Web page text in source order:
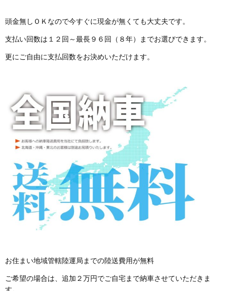
頭金無しＯＫなので今すぐに現金が無くても大丈夫です。
支払い回数は１２回～最長９６回（８年）までお選びできます。
更にご自由に支払回数をお決めいただけます。
お住まい地域管轄陸運局までの陸送費用が無料
ご希望の場合は、追加２万円でご自宅まで納車させていただきま
す。